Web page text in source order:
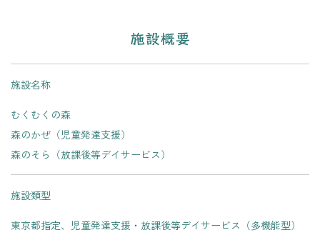
施設概要
施設名称
むくむくの森
森のかぜ（児童発達支援）
森のそら（放課後等デイサービス）
施設類型
東京都指定、児童発達支援・放課後等デイサービス（多機能型）